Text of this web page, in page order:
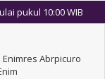
10:00 WIB
Enimres Abrpicuro